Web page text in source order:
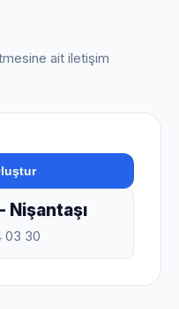
ait iletişim
Nişantaşı
03 30